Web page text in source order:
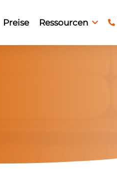
Preise Ressourcen